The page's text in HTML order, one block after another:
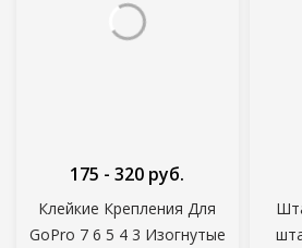
Клейкие Крепления Для
GoPro 7 6 5 4 3 Изогнутые
175 - 320 руб.